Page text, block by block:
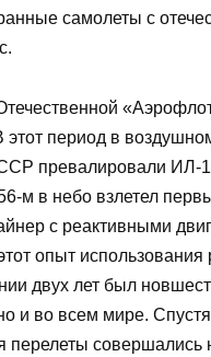
самолеты с
период в
превалировали ИЛ-
м в небо взлетел
с реактивными
опыт использования
двух лет был
и во всем мире.
перелеты совершались